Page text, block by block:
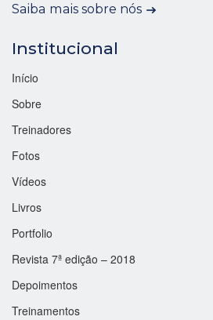
Saiba mais sobre nós
Institucional
Início
Sobre
Treinadores
Fotos
Vídeos
Livros
Portfolio
Revista 7ª edição – 2018
Depoimentos
Treinamentos